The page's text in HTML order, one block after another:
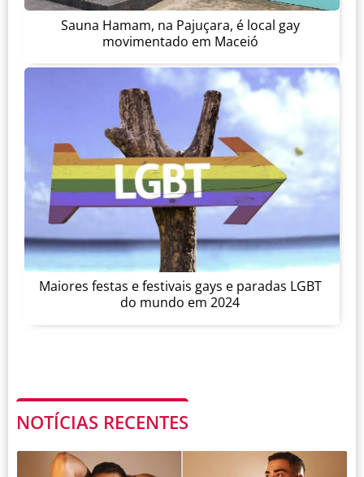
Sauna Hamam, na Pajuçara, é local gay
movimentado em Maceió
Maiores festas e festivais gays e paradas LGBT
do mundo em 2024
NOTÍCIAS RECENTES